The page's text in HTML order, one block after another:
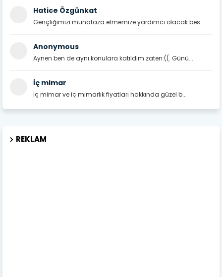
Hatice Özgünkat
Gençliğimizi muhafaza etmemize yardımcı olacak bes...
Anonymous
Aynen ben de aynı konulara katıldım zaten:((. Günü...
İç mimar
İç mimar ve iç mimarlık fiyatları hakkında güzel b...
REKLAM